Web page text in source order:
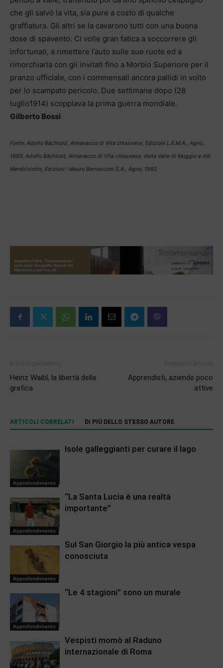
che gli salvò la vita, sia pure a costo di qualche
graffiatura. Gli altri se la cavarono tutti con una buona
dose di spavento. Ci volle gran fatica a soccorrere gli
infortunati, a rimettere l’auto sulle sue ruote ed a
rimorchiarla con gli invitati fino a Morbio Superiore per il
pranzo ufficiale, con i commensali ancora pallidi in volto
per lo scampato pericolo. Due settimane dopo (28
luglio1914) scoppiava la prima guerra mondiale.
Gilberto Bossi
Fonte: Adolfo Bächtold, Almanacco di Vita chiassese, Edizioni L.E.M.A , Agno,
1985; Adolfo Bächtold, Almanacco di Vita chiassese, della Valle di Muggio e del
Mendrisiotto, Edizioni : Mauro Bernasconi S.A., Agno, 1992.
Heinz Waibl, la libertà della
grafica
Apprendisti, aziende poco
attive
ARTICOLI CORRELATI DI PIÙ DELLO STESSO AUTORE
Approfondimento
Isole galleggianti per curare il lago
Approfondimento
“La Santa Lucia è una realtà
importante”
Approfondimento
Sul San Giorgio la più antica vespa
conosciuta
Approfondimento
“Le 4 stagioni” sono un murale
Vespisti momò al Raduno
internazionale di Roma